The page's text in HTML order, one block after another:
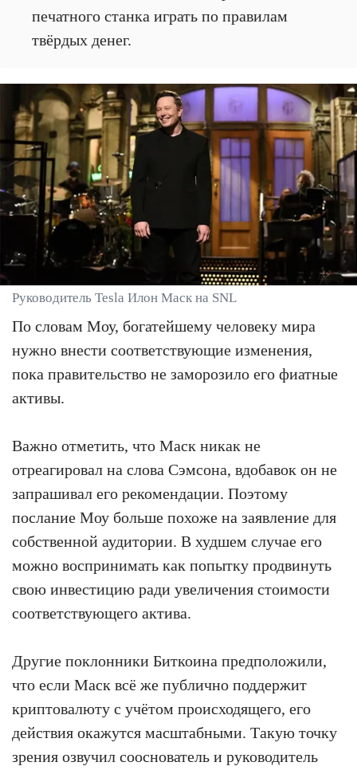
печатного станка играть по правилам
твёрдых денег.
Руководитель Tesla Илон Маск на SNL
По словам Моу, богатейшему человеку мира
нужно внести соответствующие изменения,
пока правительство не заморозило его фиатные
активы.
Важно отметить, что Маск никак не
отреагировал на слова Сэмсона, вдобавок он не
запрашивал его рекомендации. Поэтому
послание Моу больше похоже на заявление для
собственной аудитории. В худшем случае его
можно воспринимать как попытку продвинуть
свою инвестицию ради увеличения стоимости
соответствующего актива.
Другие поклонники Биткоина предположили,
что если Маск всё же публично поддержит
криптовалюту с учётом происходящего, его
действия окажутся масштабными. Такую точку
зрения озвучил сооснователь и руководитель